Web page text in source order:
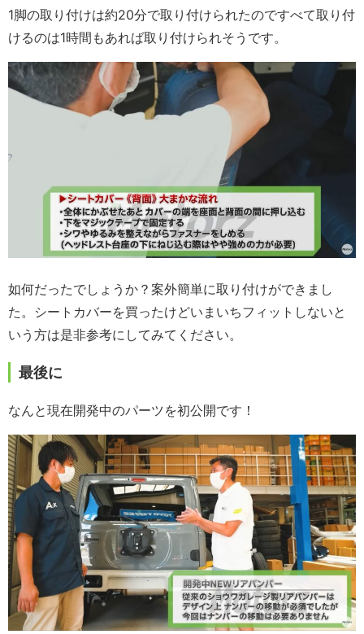
1脚の取り付けは約20分で取り付けられたのですべて取り付
けるのは1時間もあれば取り付けられそうです。
如何だったでしょうか？案外簡単に取り付けができまし
た。シートカバーを買ったけどいまいちフィットしないと
いう方は是非参考にしてみてください。
最後に
なんと現在開発中のパーツを初公開です！